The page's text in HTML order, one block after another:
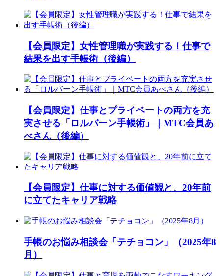
【会員限定】女性管理職が実践する！仕事で
結果を出す手帳術（後編）
【会員限定】仕事とプライベートの両方を充
実させる「ロルバーン手帳術」｜MTC会員あ
べさん（後編）
【会員限定】仕事に対する価値観と、20年前
に立てたキャリア戦略
手帳のお悩み相談会「テチョコン」（2025年8
月）